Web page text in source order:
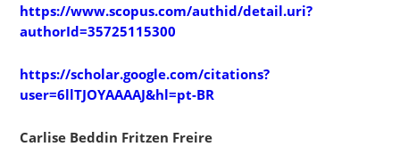
https://www.scopus.com/authid/detail.uri?
authorId=35725115300
https://scholar.google.com/citations?
user=6llTJOYAAAAJ&hl=pt-BR
Carlise Beddin Fritzen Freire